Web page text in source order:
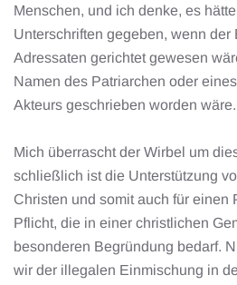
Menschen, und ich denke, es
Unterschriften gegeben, wenn der
Adressaten gerichtet gewesen
Namen des Patriarchen oder
Akteurs geschrieben worden wäre.
Mich überrascht der Wirbel um
schließlich ist die Unterstützung
Christen und somit auch für einen
Pflicht, die in einer christlichen
besonderen Begründung bedarf.
wir der illegalen Einmischung in